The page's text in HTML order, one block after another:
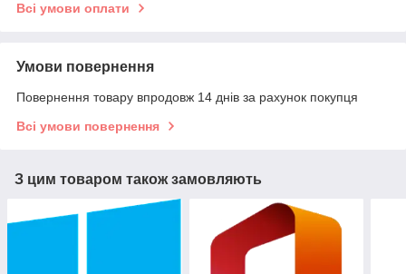
Всі умови оплати
Умови повернення
Повернення товару впродовж 14 днів за рахунок покупця
Всі умови повернення
З цим товаром також замовляють